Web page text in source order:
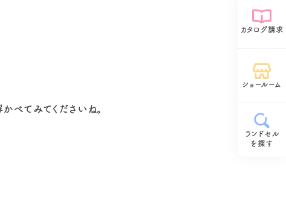
カタログ請求
ショールーム
ランドセル
を探す
べてみてくださいね。